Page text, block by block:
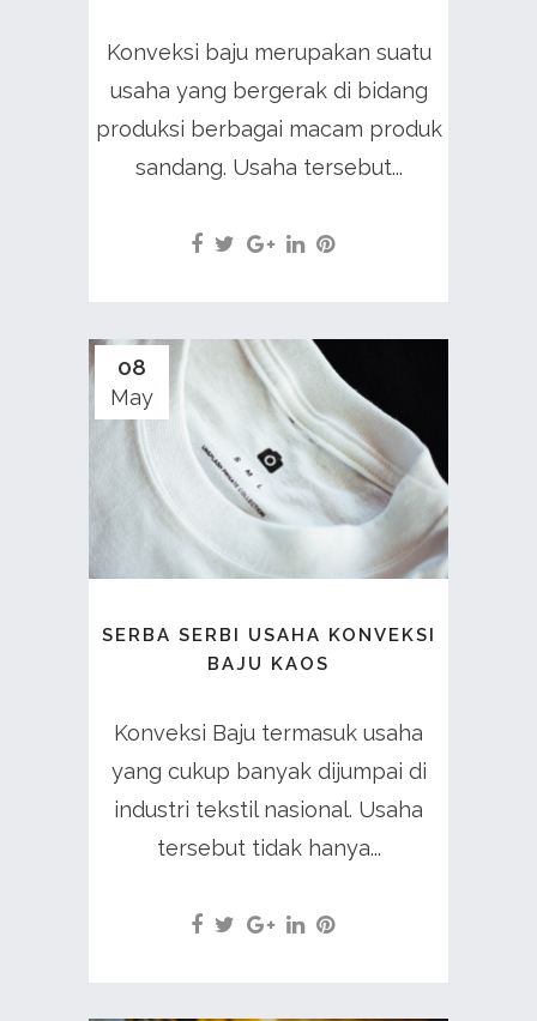
Konveksi baju merupakan suatu
usaha yang bergerak di bidang
produksi berbagai macam produk
sandang. Usaha tersebut...
08
May
SERBA SERBI USAHA KONVEKSI
BAJU KAOS
Konveksi Baju termasuk usaha
yang cukup banyak dijumpai di
industri tekstil nasional. Usaha
tersebut tidak hanya...